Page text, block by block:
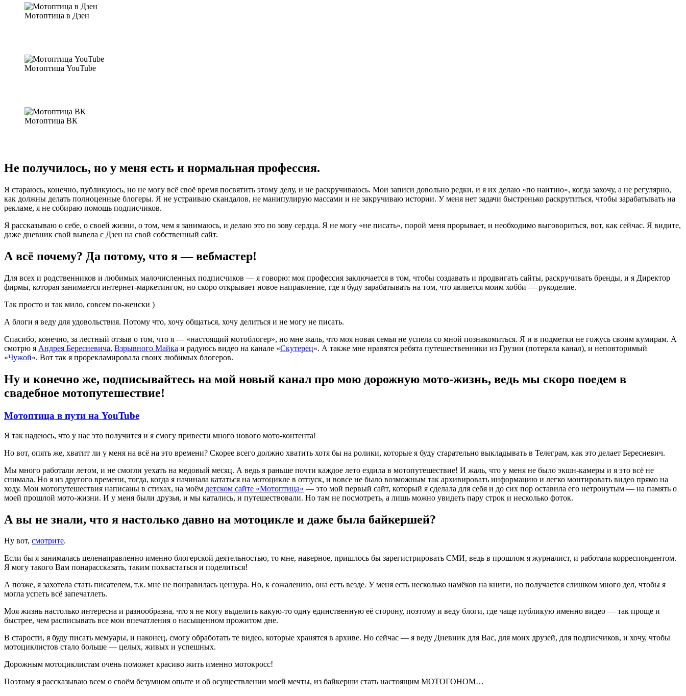
Мотоптица в Дзен
Мотоптица YouTube
Мотоптица ВК
Не получилось, но у меня есть и нормальная профессия.
Я стараюсь, конечно, публикуюсь, но не могу всё своё время посвятить этому делу, и не раскручиваюсь. Мои записи довольно редки, и я их делаю «по наитию», когда захочу, а не регулярно,
как должны делать полноценные блогеры. Я не устраиваю скандалов, не манипулирую массами и не закручиваю истории. У меня нет задачи быстренько раскрутиться, чтобы зарабатывать на
рекламе, я не собираю помощь подписчиков.
Я рассказываю о себе, о своей жизни, о том, чем я занимаюсь, и делаю это по зову сердца. Я не могу «не писать», порой меня прорывает, и необходимо выговориться, вот, как сейчас. Я видите,
даже дневник свой вывела с Дзен на свой собственный сайт.
А всё почему? Да потому, что я — вебмастер!
Для всех и родственников и любимых малочисленных подписчиков — я говорю: моя профессия заключается в том, чтобы создавать и продвигать сайты, раскручивать бренды, и я Директор
фирмы, которая занимается интернет-маркетингом, но скоро открывает новое направление, где я буду зарабатывать на том, что является моим хобби — рукоделие.
Так просто и так мило, совсем по-женски )
А блоги я веду для удовольствия. Потому что, хочу общаться, хочу делиться и не могу не писать.
Спасибо, конечно, за лестный отзыв о том, что я — «настоящий мотоблогер», но мне жаль, что моя новая семья не успела со мной познакомиться. Я и в подметки не гожусь своим кумирам. А
смотрю я Андрея Бересневича, Взрывного Майка и радуюсь видео на канале «Скутерец«. А также мне нравятся ребята путешественники из Грузии (потеряла канал), и неповторимый
«Чужой«. Вот так я прорекламировала своих любимых блогеров.
Ну и конечно же, подписывайтесь на мой новый канал про мою дорожную мото-жизнь, ведь мы скоро поедем в
свадебное мотопутешествие!
Мотоптица в пути на YouTube
Я так надеюсь, что у нас это получится и я смогу привести много нового мото-контента!
Но вот, опять же, хватит ли у меня на всё на это времени? Скорее всего должно хватить хотя бы на ролики, которые я буду старательно выкладывать в Телеграм, как это делает Бересневич.
Мы много работали летом, и не смогли уехать на медовый месяц. А ведь я раньше почти каждое лето ездила в мотопутешествие! И жаль, что у меня не было экшн-камеры и я это всё не
снимала. Но я из другого времени, тогда, когда я начинала кататься на мотоцикле в отпуск, и вовсе не было возможным так архивировать информацию и легко монтировать видео прямо на
ходу. Мои мотопутешествия написаны в стихах, на моём детском сайте «Мотоптица» — это мой первый сайт, который я сделала для себя и до сих пор оставила его нетронутым — на память о
моей прошлой мото-жизни. И у меня были друзья, и мы катались, и путешествовали. Но там не посмотреть, а лишь можно увидеть пару строк и несколько фоток.
А вы не знали, что я настолько давно на мотоцикле и даже была байкершей?
Ну вот, смотрите.
Если бы я занималась целенаправленно именно блогерской деятельностью, то мне, наверное, пришлось бы зарегистрировать СМИ, ведь в прошлом я журналист, и работала корреспондентом.
Я могу такого Вам понарассказать, таким похвастаться и поделиться!
А позже, я захотела стать писателем, т.к. мне не понравилась цензура. Но, к сожалению, она есть везде. У меня есть несколько намёков на книги, но получается слишком много дел, чтобы я
могла успеть всё запечатлеть.
Моя жизнь настолько интересна и разнообразна, что я не могу выделить какую-то одну единственную её сторону, поэтому и веду блоги, где чаще публикую именно видео — так проще и
быстрее, чем расписывать все мои впечатления о насыщенном прожитом дне.
В старости, я буду писать мемуары, и наконец, смогу обработать те видео, которые хранятся в архиве. Но сейчас — я веду Дневник для Вас, для моих друзей, для подписчиков, и хочу, чтобы
мотоциклистов стало больше — целых, живых и успешных.
Дорожным мотоциклистам очень поможет красиво жить именно мотокросс!
Поэтому я рассказываю всем о своём безумном опыте и об осуществлении моей мечты, из байкерши стать настоящим МОТОГОНОМ…